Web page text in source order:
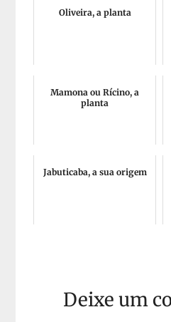
Oliveira, a planta
Mamona ou Rícino, a
planta
Jabuticaba, a sua origem
Deixe um